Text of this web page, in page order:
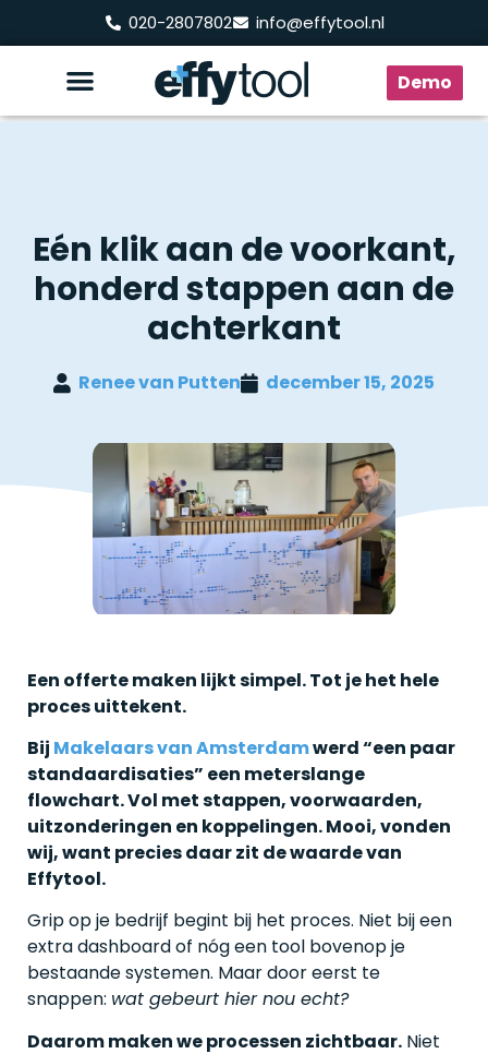
020-2807802 info@effytool.nl
Demo
Eén klik aan de voorkant,
honderd stappen aan de
achterkant
Renee van Putten december 15, 2025
Een offerte maken lijkt simpel. Tot je het hele
proces uittekent.
Bij Makelaars van Amsterdamwerd “een paar
standaardisaties” een meterslange
flowchart. Vol met stappen, voorwaarden,
uitzonderingen en koppelingen. Mooi, vonden
wij, want precies daar zit de waarde van
Effytool.
Grip op je bedrijf begint bij het proces. Niet bij een
extra dashboard of nóg een tool bovenop je
bestaande systemen. Maar door eerst te
snappen: wat gebeurt hier nou echt?
Daarom maken we processen zichtbaar. Niet